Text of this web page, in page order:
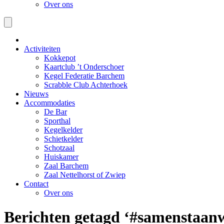
Over ons
Activiteiten
Kokkepot
Kaartclub ’t Onderschoer
Kegel Federatie Barchem
Scrabble Club Achterhoek
Nieuws
Accommodaties
De Bar
Sporthal
Kegelkelder
Schietkelder
Schotzaal
Huiskamer
Zaal Barchem
Zaal Nettelhorst of Zwiep
Contact
Over ons
Berichten getagd